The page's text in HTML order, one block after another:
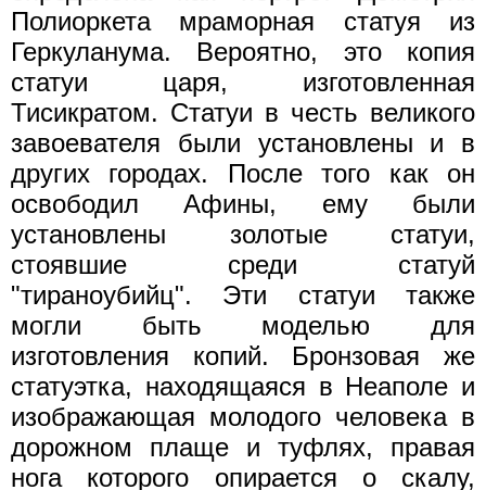
Полиоркета мраморная статуя из
Геркуланума. Вероятно, это копия
статуи царя, изготовленная
Тисикратом. Статуи в честь великого
завоевателя были установлены и в
других городах. После того как он
освободил Афины, ему были
установлены золотые статуи,
стоявшие среди статуй
"тираноубийц". Эти статуи также
могли быть моделью для
изготовления копий. Бронзовая же
статуэтка, находящаяся в Неаполе и
изображающая молодого человека в
дорожном плаще и туфлях, правая
нога которого опирается о скалу,